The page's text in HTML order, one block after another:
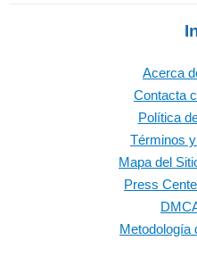
Acerca
Contacta
Política
Términos
Mapa del
Press
Metodología